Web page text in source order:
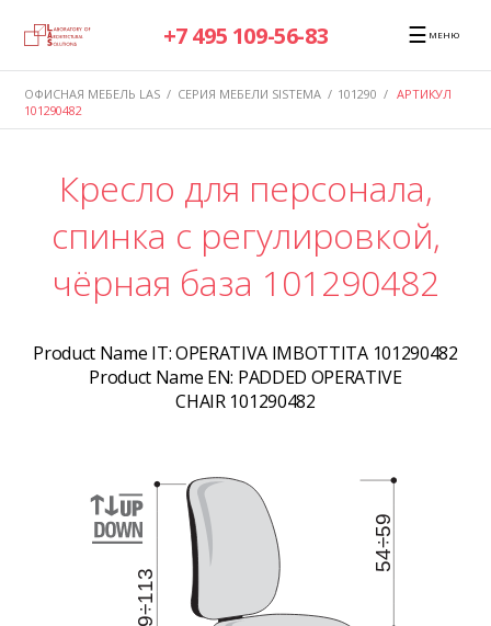
+7 495 109-56-83 ☰ МЕНЮ
ОФИСНАЯ МЕБЕЛЬ LAS / СЕРИЯ МЕБЕЛИ SISTEMA / 101290 / АРТИКУЛ
101290482
Кресло для персонала,
спинка c регулировкой,
чёрная база 101290482
Product Name IT:OPERATIVA IMBOTTITA 101290482
Product Name EN: PADDED OPERATIVE
CHAIR 101290482